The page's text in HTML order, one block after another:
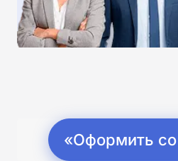
«Оформить